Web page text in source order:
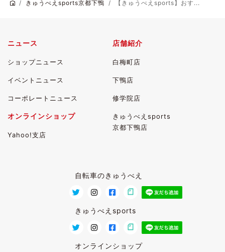
きゅうべえsports京都下鴨 【きゅうべえsports】おす...
ニュース
ショップニュース
イベントニュース
コーポレートニュース
店舗紹介
白梅町店
下鴨店
修学院店
きゅうべえsports
京都下鴨店
オンラインショップ
Yahoo!支店
自転車のきゅうべえ
きゅうべえsports
オンラインショップ